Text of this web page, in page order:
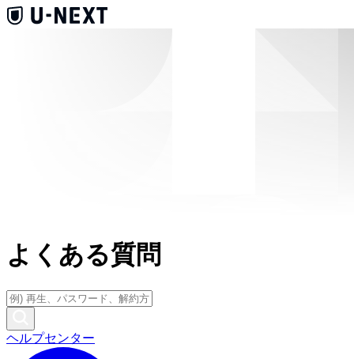
よくある質問
ヘルプセンター